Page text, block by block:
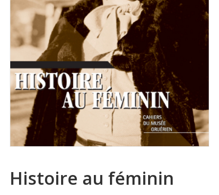
Histoire au féminin